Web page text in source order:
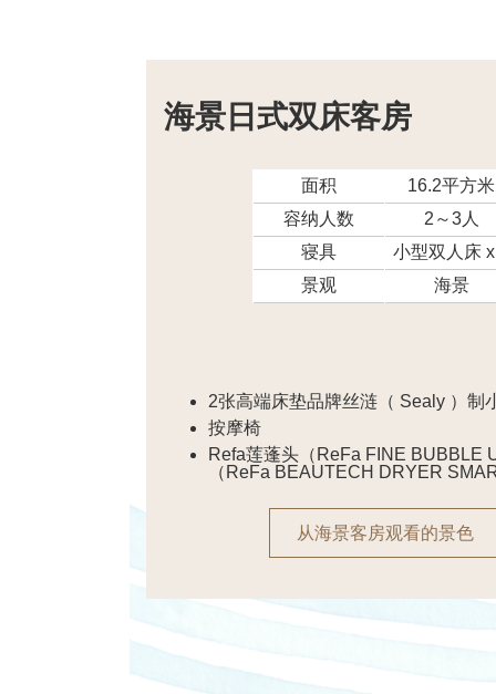
海景日式双床客房
面积
16.2平方米
容纳人数
2～3人
寝具
小型双人床
景观
海景
2张高端床垫品牌丝涟（ Sealy ）制
按摩椅
Refa莲蓬头（ReFa FINE BUBBLE
（ReFa BEAUTECH DRYER
从海景客房观看的景色